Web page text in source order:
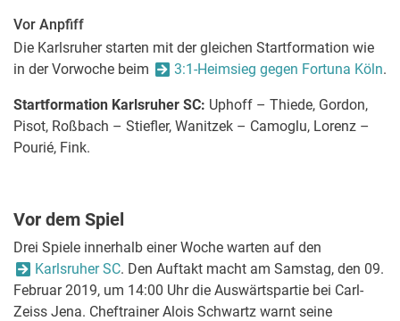
Vor Anpfiff
Die Karlsruher starten mit der gleichen Startformation wie
in der Vorwoche beim
3:1-Heimsieg gegen Fortuna Köln.
Startformation Karlsruher SC: Uphoff – Thiede, Gordon,
Pisot, Roßbach – Stiefler, Wanitzek – Camoglu, Lorenz –
Pourié, Fink.
Vor dem Spiel
Drei Spiele innerhalb einer Woche warten auf den
Karlsruher SC. Den Auftakt macht am Samstag, den 09.
Februar 2019, um 14:00 Uhr die Auswärtspartie bei Carl-
Zeiss Jena. Cheftrainer Alois Schwartz warnt seine